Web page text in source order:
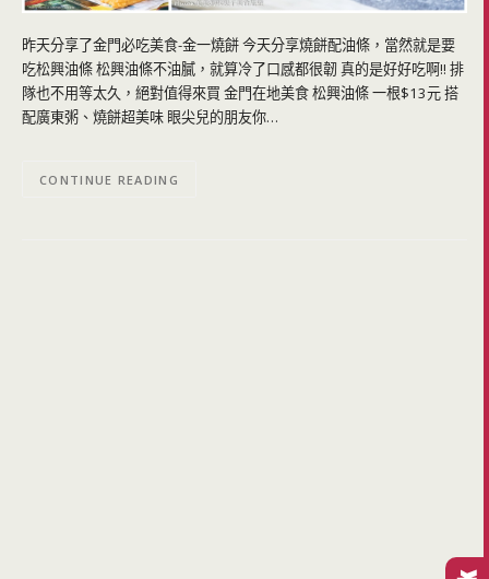
昨天分享了金門必吃美食-金一燒餅 今天分享燒餅配油條，當然就是要
吃松興油條 松興油條不油膩，就算冷了口感都很韌 真的是好好吃啊!! 排
隊也不用等太久，絕對值得來買 金門在地美食 松興油條 一根$13元 搭
配廣東粥、燒餅超美味 眼尖兒的朋友你…
CONTINUE READING